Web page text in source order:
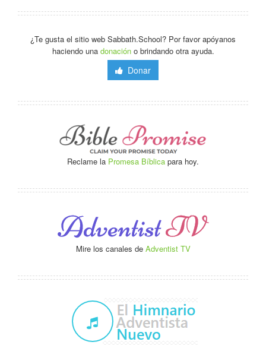
¿Te gusta el sitio web Sabbath.School? Por favor apóyanos
haciendo una donacióno brindando otra ayuda.
Donar
Reclame la Promesa Bíblica para hoy.
Mire los canales de Adventist TV